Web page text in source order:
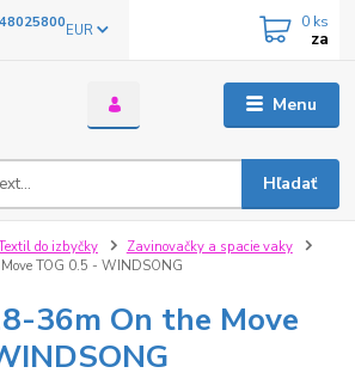
Menu
EUR
Hľadať
0 ks
za
do izbyčky
Zavinovačky a spacie vaky
TOG 0.5 - WINDSONG
36m On the Move